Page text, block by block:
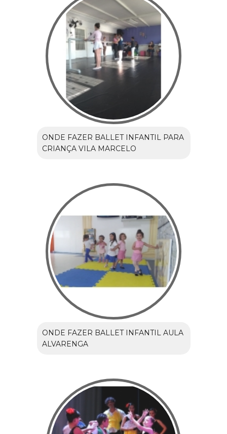
ONDE FAZER BALLET INFANTIL PARA
CRIANÇA VILA MARCELO
ONDE FAZER BALLET INFANTIL AULA
ALVARENGA